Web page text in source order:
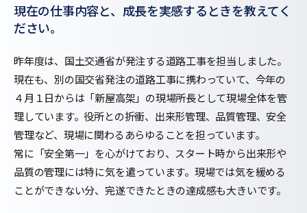
現在の仕事内容と、成長を実感するときを教えてく
ださい。
昨年度は、国土交通省が発注する道路工事を担当しました。
現在も、別の国交省発注の道路工事に携わっていて、今年の
４月１日からは「新屋高架」の現場所長として現場全体を管
理しています。役所との折衝、出来形管理、品質管理、安全
管理など、現場に関わるあらゆることを担っています。
常に「安全第一」を心がけており、スタート時から出来形や
品質の管理には特に気を遣っています。現場では気を緩める
ことができない分、完遂できたときの達成感も大きいです。